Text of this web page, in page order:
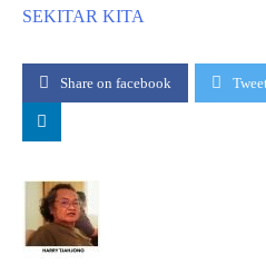
SEKITAR KITA
Share on facebook